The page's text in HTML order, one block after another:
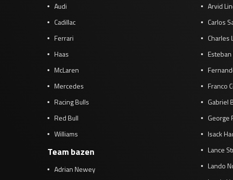
Audi
Cadillac
Ferrari
Haas
McLaren
Mercedes
Racing Bulls
Red Bull
Williams
Team bazen
Adrian Newey
Arvid
Carlos
Charles
Franco
Gabriel
George
Isack
Lance
Lando